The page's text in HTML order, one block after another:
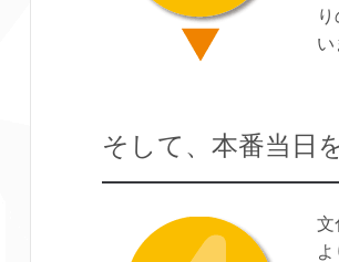
い
そして、本番当日
文